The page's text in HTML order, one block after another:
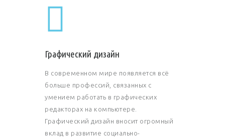
Графический дизайн
В современном мире появляется всё
больше профессий, связанных с
умением работать в графических
редакторах на компьютере.
Графический дизайн вносит огромный
вклад в развитие социально-